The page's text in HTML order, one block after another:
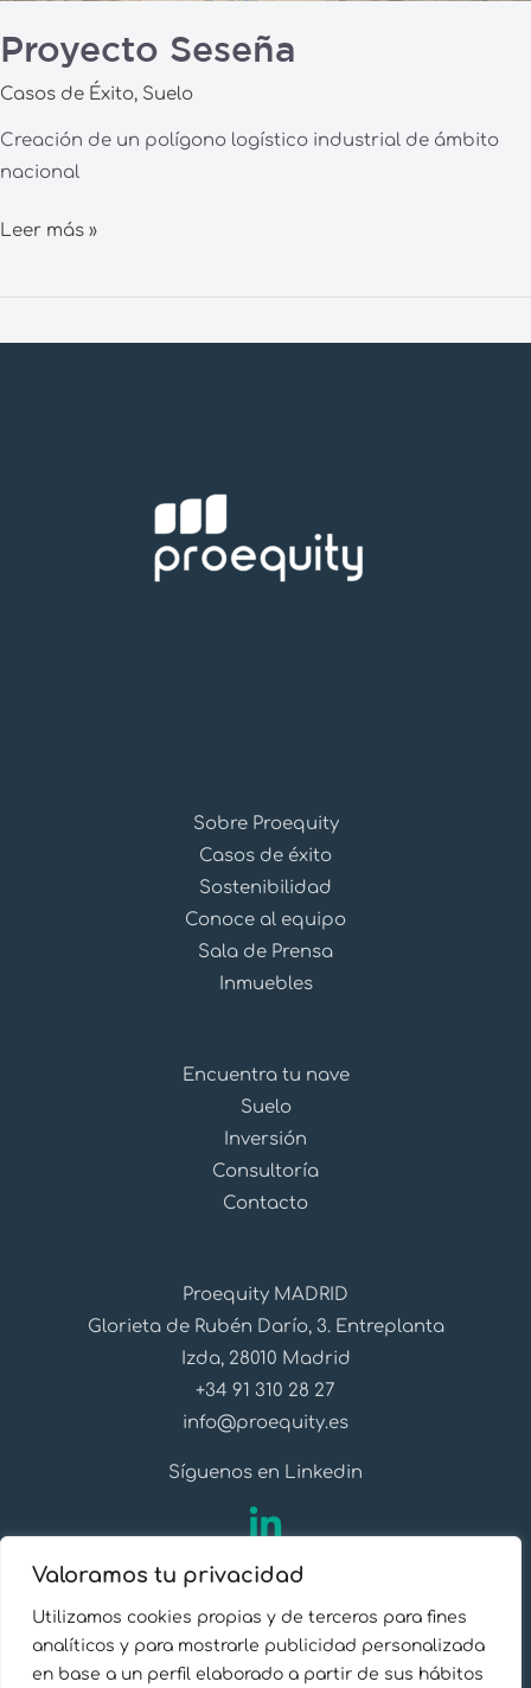
Valoramos tu privacidad
Utilizamos cookies propias y de terceros para fines
analíticos y para mostrarle publicidad personalizada
en base a un perfil elaborado a partir de sus hábitos
Proyecto Seseña
Casos de Éxito, Suelo
Creación de un polígono logístico industrial de ámbito
nacional
Leer más »
Sobre Proequity
Casos de éxito
Sostenibilidad
Conoce al equipo
Sala de Prensa
Inmuebles
Encuentra tu nave
Suelo
Inversión
Consultoría
Contacto
Proequity MADRID
Glorieta de Rubén Darío, 3. Entreplanta
Izda, 28010 Madrid
+34 91 310 28 27
info@proequity.es
Síguenos en Linkedin
Aviso Legal